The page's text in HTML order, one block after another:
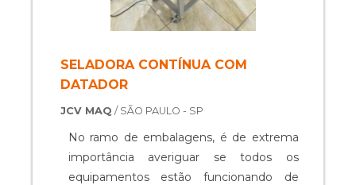
SELADORA CONTÍNUA COM
DATADOR
JCV MAQ / SÃO PAULO - SP
No ramo de embalagens, é de extrema
importância averiguar se todos os
equipamentos estão funcionando de